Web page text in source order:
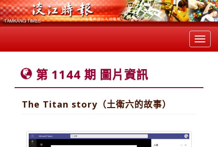
第 1144 期 圖片資訊
The Titan story（土衛六的故事）